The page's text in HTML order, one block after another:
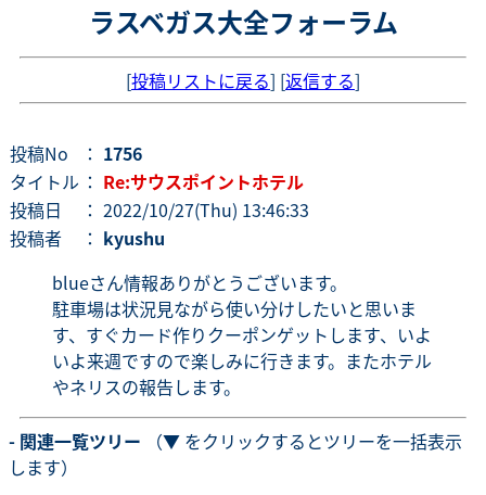
ラスベガス大全フォーラム
[投稿リストに戻る] [返信する]
投稿No ： 1756
タイトル ： Re:サウスポイントホテル
投稿日
： 2022/10/27(Thu) 13:46:33
投稿者
： kyushu
blueさん情報ありがとうございます。
駐車場は状況見ながら使い分けしたいと思いま
す、すぐカード作りクーポンゲットします、いよ
いよ来週ですので楽しみに行きます。またホテル
やネリスの報告します。
- 関連一覧ツリー （▼ をクリックするとツリーを一括表示
します）